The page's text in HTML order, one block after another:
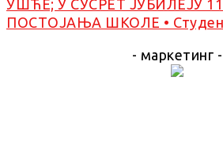
- маркетинг -